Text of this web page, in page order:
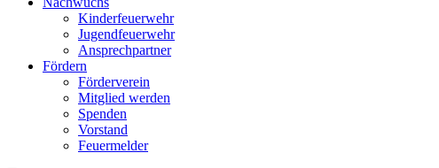
Kinderfeuerwehr
Jugendfeuerwehr
Ansprechpartner
Fördern
Förderverein
Mitglied werden
Spenden
Vorstand
Feuermelder